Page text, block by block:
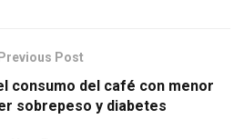
Previous Post
consumo del café con menor
sobrepeso y diabetes